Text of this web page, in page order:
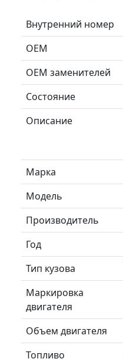
Внутренний номер
ОЕМ
ОЕМ заменителей
Состояние
Описание
Марка
Модель
Производитель
Год
Тип кузова
Маркировка
двигателя
Объем двигателя
Топливо